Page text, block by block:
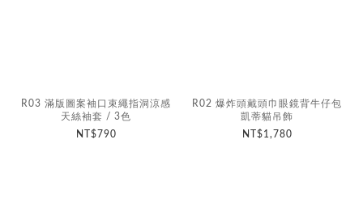
R03 滿版圖案袖口束繩指洞涼感
天絲袖套 / 3色
NT$790
R02 爆炸頭戴頭巾眼鏡背牛仔包
凱蒂貓吊飾
NT$1,780